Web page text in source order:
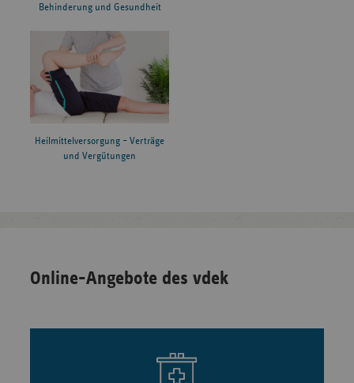
Behinderung und Gesundheit
Heilmittelversorgung – Verträge
und Vergütungen
Online-Angebote des vdek